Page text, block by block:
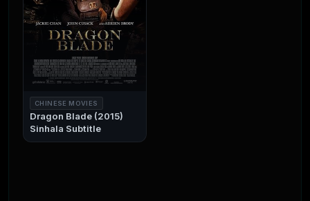
CHINESE MOVIES
Dragon Blade (2015)
Sinhala Subtitle